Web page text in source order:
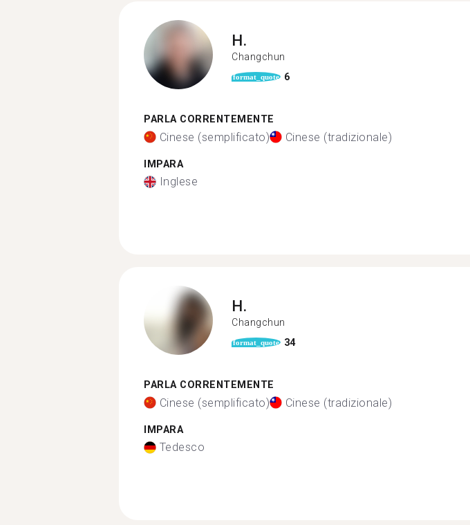
H.
Changchun
format_quote 6
PARLA CORRENTEMENTE
Cinese (semplificato) Cinese (tradizionale)
IMPARA
Inglese
H.
Changchun
format_quote 34
PARLA CORRENTEMENTE
Cinese (semplificato) Cinese (tradizionale)
IMPARA
Tedesco